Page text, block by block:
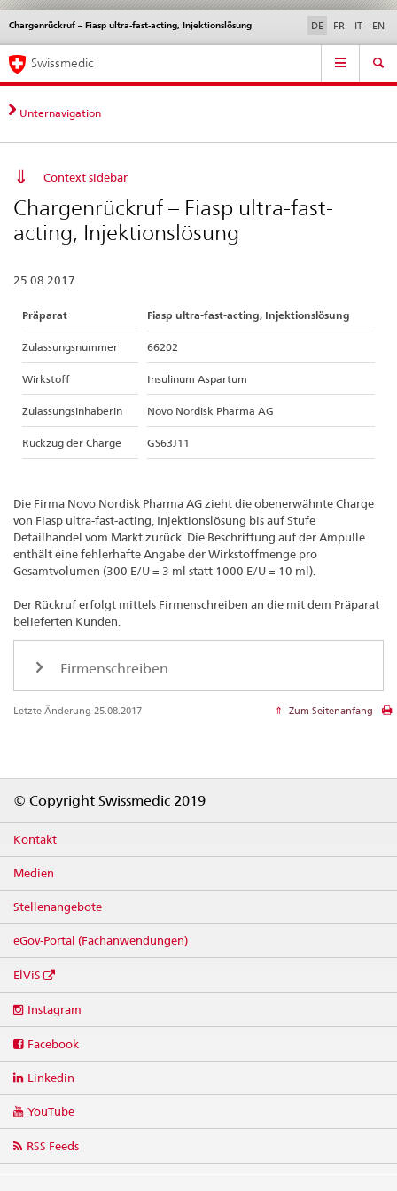
Direktnavigation
News,
Rechtsgrundlagen,
Kontakt
News & Updates Kontakt | Support & Hilfe
Chargenrückruf – Fiasp ultra-fast-acting, Injektionslösung
Sprachwahl DE FR IT EN
Service
Hauptnavigation
Swissmedic
Unternavigation
Context sidebar
Chargenrückruf – Fiasp ultra-fast-
acting, Injektionslösung
25.08.2017
Präparat Fiasp ultra-fast-acting, Injektionslösung
Zulassungsnummer 66202
Wirkstoff Insulinum Aspartum
Zulassungsinhaberin Novo Nordisk Pharma AG
Rückzug der Charge GS63J11
Die Firma Novo Nordisk Pharma AG zieht die obenerwähnte Charge
von Fiasp ultra-fast-acting, Injektionslösung bis auf Stufe
Detailhandel vom Markt zurück. Die Beschriftung auf der Ampulle
enthält eine fehlerhafte Angabe der Wirkstoffmenge pro
Gesamtvolumen (300 E/U = 3 ml statt 1000 E/U = 10 ml).
Der Rückruf erfolgt mittels Firmenschreiben an die mit dem Präparat
belieferten Kunden.
Firmenschreiben
Letzte Änderung 25.08.2017 Zum Seitenanfang
© Copyright Swissmedic 2019
Kontakt
Medien
Stellenangebote
eGov-Portal (Fachanwendungen)
ElViS
media
Instagram
Facebook
Linkedin
YouTube
RSS Feeds